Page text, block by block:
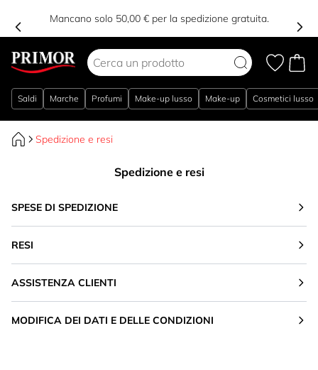
Mancano solo 50,00 € per la spedizione gratuita.
Saldi Marche Profumi Make-up lusso Make-up Cosmetici lusso
Spedizione e resi
Spedizione e resi
SPESE DI SPEDIZIONE
RESI
ASSISTENZA CLIENTI
MODIFICA DEI DATI E DELLE CONDIZIONI